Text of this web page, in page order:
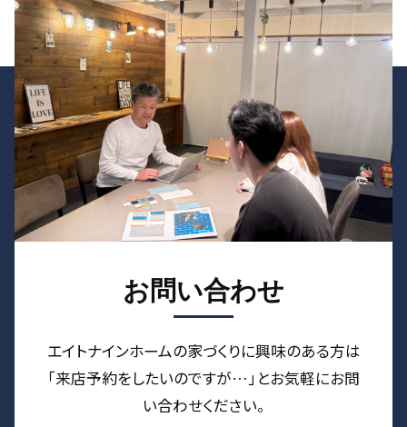
お問い合わせ
エイトナインホームの家づくりに興味のある⽅は
「来店予約をしたいのですが…」とお気軽にお問
い合わせください。